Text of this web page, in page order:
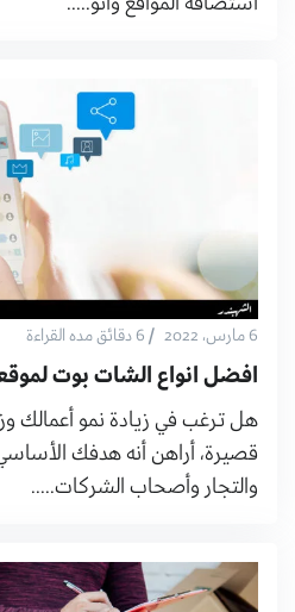
6 مارس، 2022 /6 دقائق مده القراءة
افضل انواع الشات بوت
هل ترغب في زيادة نمو أعمالك
قصيرة، أراهن أنه هدفك
والتجار وأصحاب الشركات.....